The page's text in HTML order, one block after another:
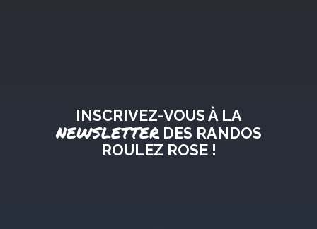
INSCRIVEZ-VOUS À LA
NEWSLETTERDES RANDOS
ROULEZ ROSE !